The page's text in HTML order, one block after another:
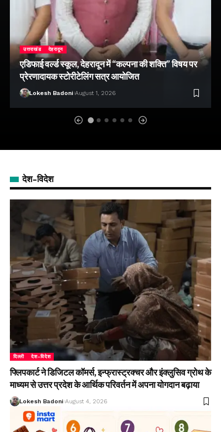
उत्तराखंड देहरादून
एडिफाई वर्ल्ड स्कूल, देहरादून में “कल्पना की शक्ति” विषय पर
प्रेरणादायक स्टोरीटेलिंग सत्र आयोजित
Lokesh Badoni August 1, 2026
देश-विदेश
दिल्ली देश-विदेश
फ्लिपकार्ट ने डिजिटल कॉमर्स, इन्फ्रास्ट्रक्चर और इंक्लुसिव ग्रोथ के
माध्यम से उत्तर प्रदेश के आर्थिक परिवर्तन में अपना योगदान बढ़ाया
Lokesh Badoni August 4, 2026